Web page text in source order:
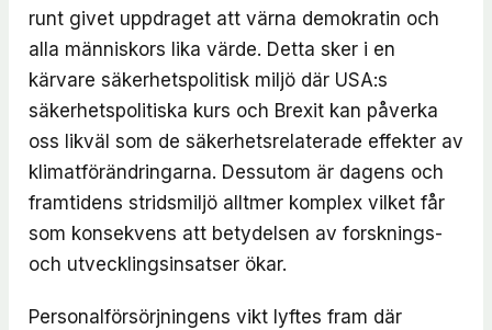
runt givet uppdraget att värna demokratin och
alla människors lika värde. Detta sker i en
kärvare säkerhetspolitisk miljö där USA:s
säkerhetspolitiska kurs och Brexit kan påverka
oss likväl som de säkerhetsrelaterade effekter av
klimatförändringarna. Dessutom är dagens och
framtidens stridsmiljö alltmer komplex vilket får
som konsekvens att betydelsen av forsknings-
och utvecklingsinsatser ökar.
Personalförsörjningens vikt lyftes fram där